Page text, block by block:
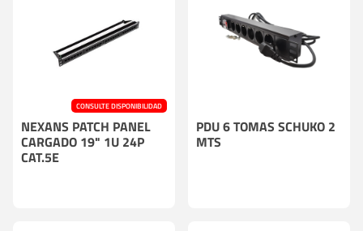
CONSULTE DISPONIBILIDAD
NEXANS PATCH PANEL
CARGADO 19" 1U 24P
CAT.5E
PDU 6 TOMAS SCHUKO 2
MTS